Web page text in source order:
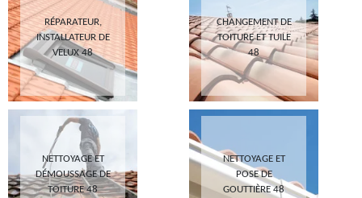
RÉPARATEUR,
INSTALLATEUR DE
VELUX 48
CHANGEMENT DE
TOITURE ET TUILE
48
NETTOYAGE ET
DÉMOUSSAGE DE
TOITURE 48
NETTOYAGE ET
POSE DE
GOUTTIÈRE 48